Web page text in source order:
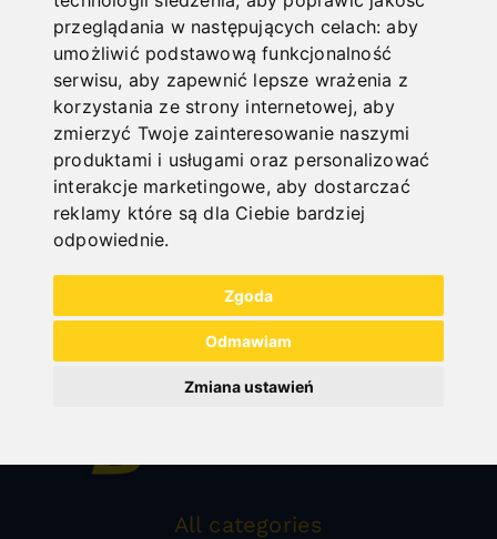
przeglądania w następujących celach:aby
umożliwić podstawową funkcjonalność
serwisu, aby zapewnić lepsze wrażenia z
korzystania ze strony internetowej,aby
zmierzyć Twoje zainteresowanie naszymi
produktami i usługami oraz personalizować
interakcje marketingowe,aby dostarczać
reklamy które są dla Ciebie bardziej
odpowiednie.
Zgoda
Odmawiam
Zmiana ustawień
In Stock
Deliverable in 2-3 business days
All categories